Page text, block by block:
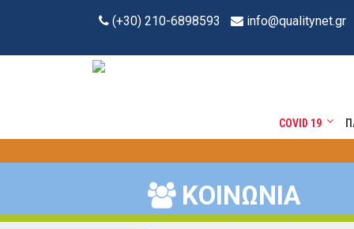
(+30) 210-6898593 info@qualitynet.gr
COVID 19
ΚΟΙΝΩΝΙΑ